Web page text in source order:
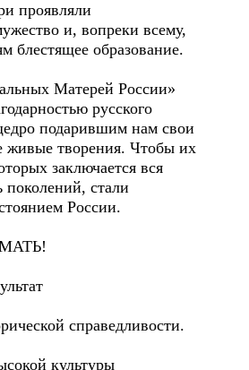
проявляли
и, вопреки всему,
блестящее образование.
Матерей России»
русского
подарившим нам свои
живые творения. Чтобы их
заключается вся
поколений, стали
России.
справедливости.
культуры